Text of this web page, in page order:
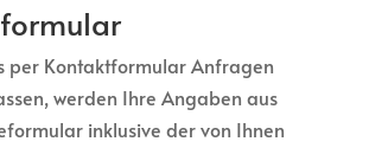
per Kontaktformular Anfragen
werden Ihre Angaben aus
inklusive der von Ihnen